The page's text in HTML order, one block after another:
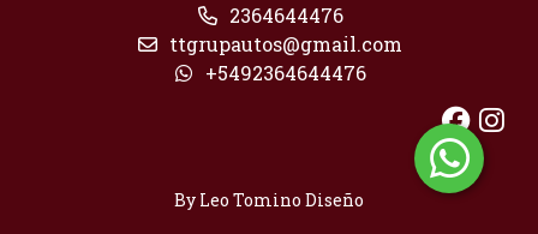
2364644476
ttgrupautos@gmail.com
+5492364644476
By Leo Tomino Diseño